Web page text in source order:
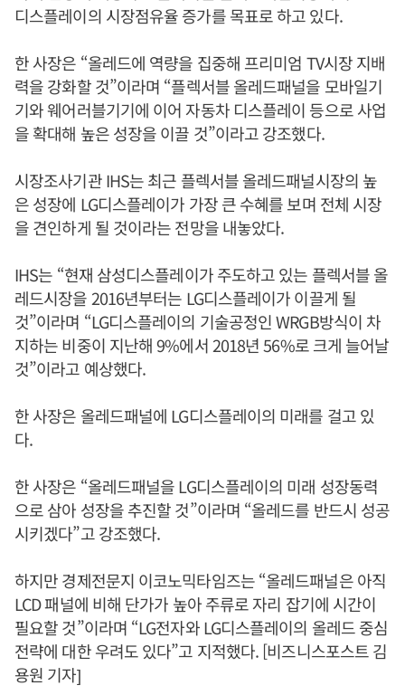
디스플레이의 시장점유율 증가를 목표로 하고 있다.
한 사장은 “올레드에 역량을 집중해 프리미엄 TV시장 지배
력을 강화할 것”이라며 “플렉서블 올레드패널을 모바일기
기와 웨어러블기기에 이어 자동차 디스플레이 등으로 사업
을 확대해 높은 성장을 이끌 것”이라고 강조했다.
시장조사기관 IHS는 최근 플렉서블 올레드패널시장의 높
은 성장에 LG디스플레이가 가장 큰 수혜를 보며 전체 시장
을 견인하게 될 것이라는 전망을 내놓았다.
IHS는 “현재 삼성디스플레이가 주도하고 있는 플렉서블 올
레드시장을 2016년부터는 LG디스플레이가 이끌게 될
것”이라며 “LG디스플레이의 기술공정인 WRGB방식이 차
지하는 비중이 지난해 9%에서 2018년 56%로 크게 늘어날
것”이라고 예상했다.
한 사장은 올레드패널에 LG디스플레이의 미래를 걸고 있
다.
한 사장은 “올레드패널을 LG디스플레이의 미래 성장동력
으로 삼아 성장을 추진할 것”이라며 “올레드를 반드시 성공
시키겠다”고 강조했다.
하지만 경제전문지 이코노믹타임즈는 “올레드패널은 아직
LCD 패널에 비해 단가가 높아 주류로 자리 잡기에 시간이
필요할 것”이라며 “LG전자와 LG디스플레이의 올레드 중심
전략에 대한 우려도 있다”고 지적했다. [비즈니스포스트 김
용원 기자]